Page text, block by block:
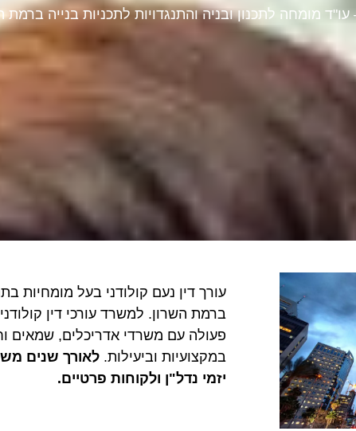
מומחה לתכנון ובניה והתנגדויות לתכניות בנייה ברמת
עורך דין נעם קולודני בעל מומחיות
ברמת השרון. למשרד עורכי דין
פעולה עם משרדי אדריכלים, שמאים
במקצועיות וביעילות.לאורך שנים
יזמי נדל"ן ולקוחות פרטיים.